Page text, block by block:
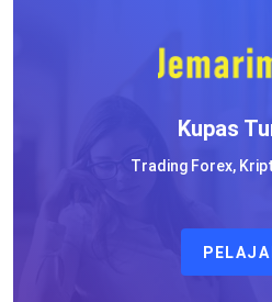
Kupas
Trading Forex,